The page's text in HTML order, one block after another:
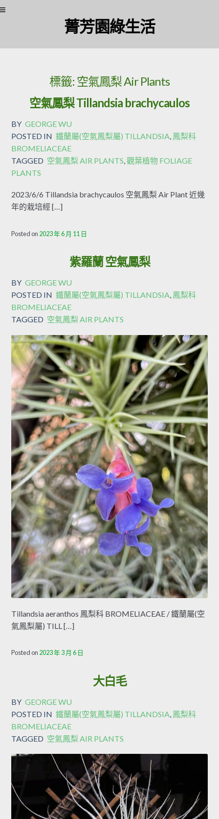
Skip to navigation菁芳園綠生活
標籤: 空氣鳳梨 Air Plants
空氣鳳梨 Tillandsia brachycaulos
BY GEORGE WU
POSTED IN 鐵蘭屬(空氣鳳梨屬) TILLANDSIA, 鳳梨科
BROMELIACEAE
TAGGED 空氣鳳梨 AIR PLANTS,觀葉植物 FOLIAGE
PLANTS
2023/6/6 Tillandsia brachycaulos 空氣鳳梨 Air Plant 近幾
年的栽培經 […]
Posted on 2023 年 6 月 11 日
紫羅蘭 空氣鳳梨
BY GEORGE WU
POSTED IN 鐵蘭屬(空氣鳳梨屬) TILLANDSIA, 鳳梨科
BROMELIACEAE
TAGGED 空氣鳳梨 AIR PLANTS
Tillandsia aeranthos 鳳梨科 BROMELIACEAE / 鐵蘭屬(空
氣鳳梨屬) TILL […]
Posted on 2023 年 3 月 6 日
大白毛
BY GEORGE WU
POSTED IN 鐵蘭屬(空氣鳳梨屬) TILLANDSIA 鳳梨科
BROMELIACEAE
TAGGED 空氣鳳梨 AIR PLANTS